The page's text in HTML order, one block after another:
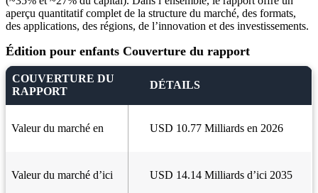
aperçu quantitatif complet de la structure du marché, des formats,
des applications, des régions, de l’innovation et des investissements.
Édition pour enfants Couverture du rapport
COUVERTURE DU
RAPPORT
DÉTAILS
Valeur du marché en USD 10.77 Milliards en 2026
Valeur du marché d’ici USD 14.14 Milliards d’ici 2035